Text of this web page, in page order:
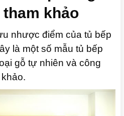
khảo
nhược điểm của tủ bếp
là một số mẫu tủ bếp
gỗ tự nhiên và công